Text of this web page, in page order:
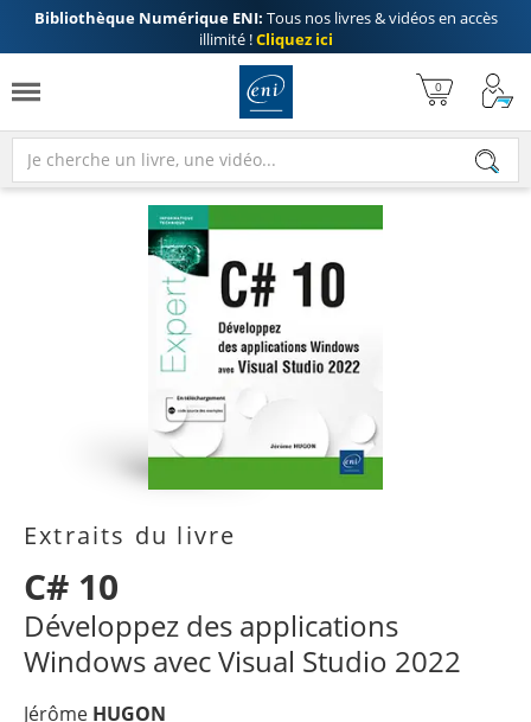
Bibliothèque Numérique ENI: Tous nos livres & vidéos en accès
illimité !Cliquez ici
Extraits du livre
C# 10
Développez des applications
Windows avec Visual Studio 2022
Jérôme HUGON